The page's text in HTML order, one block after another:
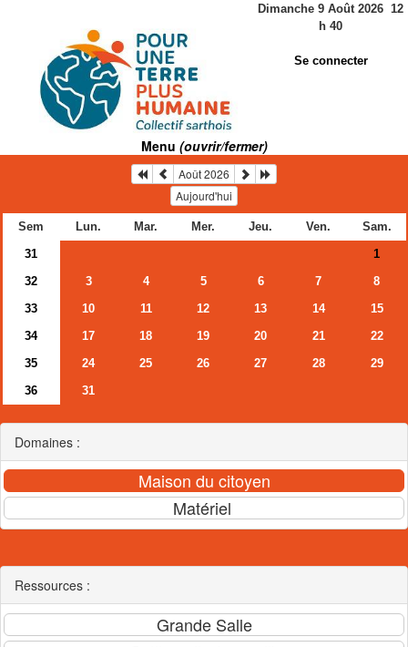
Dimanche 9 Août 2026 12
h 40
Se connecter
Menu (ouvrir/fermer)
Août 2026
Aujourd'hui
Sem Lun. Mar. Mer. Jeu. Ven.
Sam.
31
1
32
3 4 5 6 7
8
33
10 11 12 13 14
15
34
17 18 19 20 21
22
35
24 25 26 27 28
29
36
31
Domaines :
Ressources :